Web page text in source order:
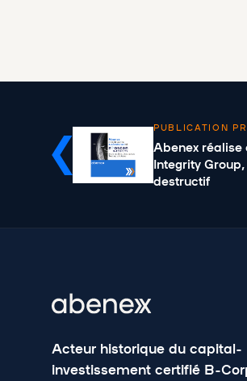
PUBLICATION
Abenex
Integrity
destructif
Acteur historique du capital-
investissement certifié B-